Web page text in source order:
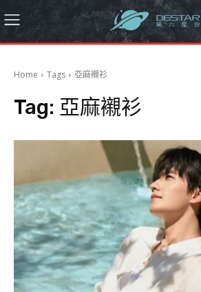
Home Tags 亞麻襯衫
Tag: 亞麻襯衫